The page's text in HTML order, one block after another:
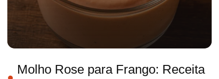
Molho Rose para Frango: Receita